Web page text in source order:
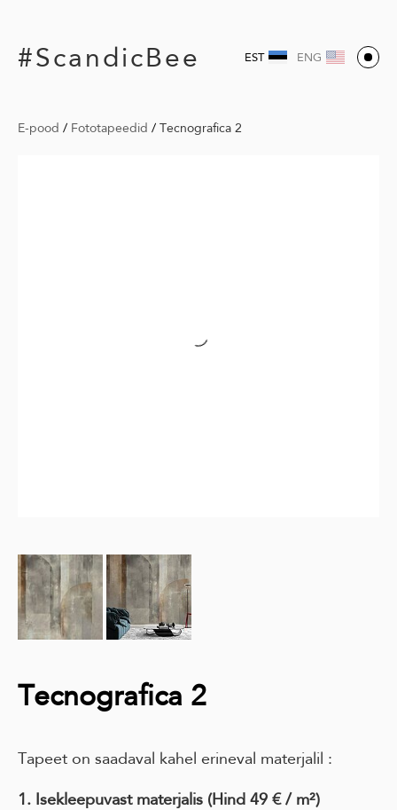
#ScandicBee EST ENG
E-pood / Fototapeedid / Tecnografica 2
Tecnografica 2
Tapeet on saadaval kahel erineval materjalil :
1. Isekleepuvast materjalis (Hind 49 € / m²)